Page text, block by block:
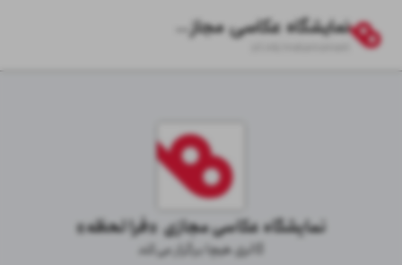
نمایشگاه عکاسی مجازی «فرا لحظه»
نمایشگاه عکاسی مجازی  «فرا لحظه»
گالری هیچا برگزار می‌کند